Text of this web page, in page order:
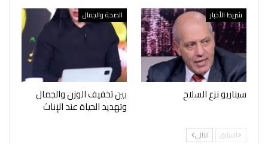
شريط الأخبار
سيناريو نزع السلاح
الصحة والجمال
بين تخفيف الوزن والجمال
وتهديد الحياة عند الإناث
السابق التالي